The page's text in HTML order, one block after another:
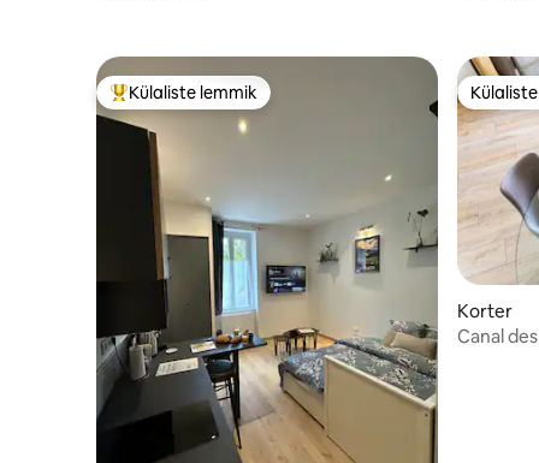
Külaliste suur lemmik
Külaliste lemmik
Korter
Canal